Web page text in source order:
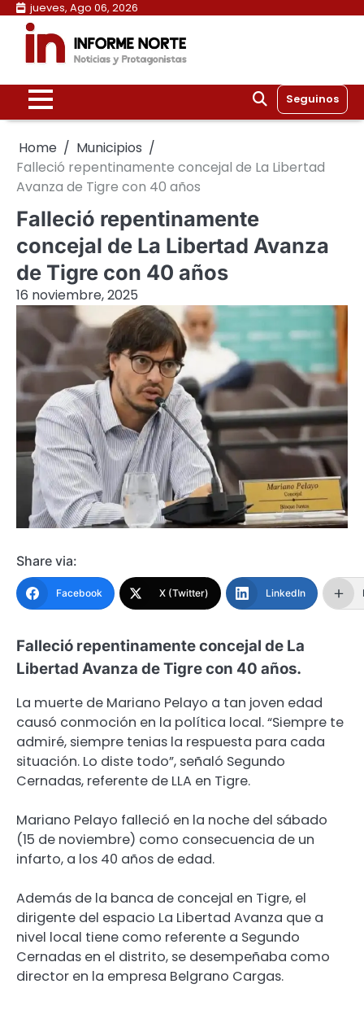
Skip
content
jueves, Ago 06, 2026
Seguinos
Home
Municipios
Falleció repentinamente concejal de La Libertad
Avanza de Tigre con 40 años
Falleció repentinamente
concejal de La Libertad Avanza
de Tigre con 40 años
16 noviembre, 2025
Share via:
Facebook X (Twitter) LinkedIn
Falleció repentinamente concejal de La
Libertad Avanza de Tigre con 40 años.
La muerte de Mariano Pelayo a tan joven edad
causó conmoción en la política local. “Siempre te
admiré, siempre tenias la respuesta para cada
situación. Lo diste todo”, señaló Segundo
Cernadas, referente de LLA en Tigre.
Mariano Pelayo falleció en la noche del sábado
(15 de noviembre) como consecuencia de un
infarto, a los 40 años de edad.
Además de la banca de concejal en Tigre, el
dirigente del espacio La Libertad Avanza que a
nivel local tiene como referente a Segundo
Cernadas en el distrito, se desempeñaba como
director en la empresa Belgrano Cargas.